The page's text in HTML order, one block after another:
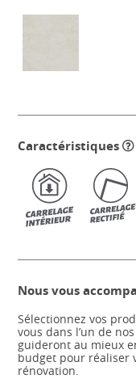
Caractéristiques
Nous vous
Sélectionnez vos
vous dans l’un de
guideront au mieux
budget pour réaliser
rénovation.